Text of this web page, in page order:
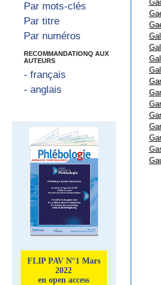
Par mots-clés
Par titre
Par numéros
RECOMMANDATIONQ AUX
AUTEURS
- français
- anglais
FLIP PAV N°1 Mars
2022
en open access